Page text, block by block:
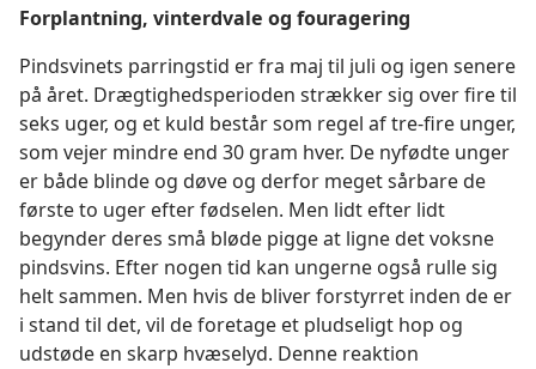
Forplantning, vinterdvale og fouragering
Pindsvinets parringstid er fra maj til juli og igen senere
på året. Drægtighedsperioden strækker sig over fire til
seks uger, og et kuld består som regel af tre-fire unger,
som vejer mindre end 30 gram hver. De nyfødte unger
er både blinde og døve og derfor meget sårbare de
første to uger efter fødselen. Men lidt efter lidt
begynder deres små bløde pigge at ligne det voksne
pindsvins. Efter nogen tid kan ungerne også rulle sig
helt sammen. Men hvis de bliver forstyrret inden de er
i stand til det, vil de foretage et pludseligt hop og
udstøde en skarp hvæselyd. Denne reaktion